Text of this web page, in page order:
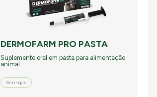
DERMOFARM PRO PASTA
Suplemento oral em pasta para alimentação
animal
Seringas